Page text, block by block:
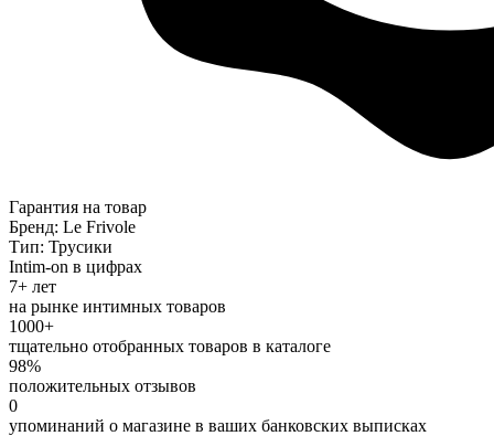
Гарантия на товар
Бренд: Le Frivole
Тип: Трусики
Intim-on в цифрах
7+ лет
на рынке интимных товаров
1000+
тщательно отобранных товаров в каталоге
98%
положительных отзывов
0
упоминаний о магазине в ваших банковских выписках